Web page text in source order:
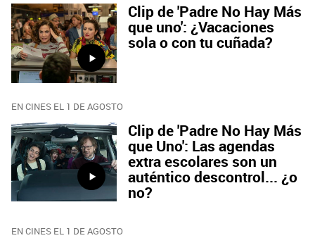
Clip de 'Padre No Hay Más
que uno': ¿Vacaciones
sola o con tu cuñada?
EN CINES EL 1 DE AGOSTO
Clip de 'Padre No Hay Más
que Uno': Las agendas
extra escolares son un
auténtico descontrol... ¿o
no?
EN CINES EL 1 DE AGOSTO